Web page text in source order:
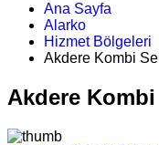
Ana Sayfa
Alarko
Hizmet Bölgeleri
Akdere Kombi
Akdere